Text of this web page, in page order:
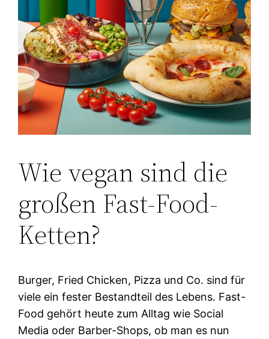
Wie vegan sind die
großen Fast-Food-
Ketten?
Burger, Fried Chicken, Pizza und Co. sind für
viele ein fester Bestandteil des Lebens. Fast-
Food gehört heute zum Alltag wie Social
Media oder Barber-Shops, ob man es nun